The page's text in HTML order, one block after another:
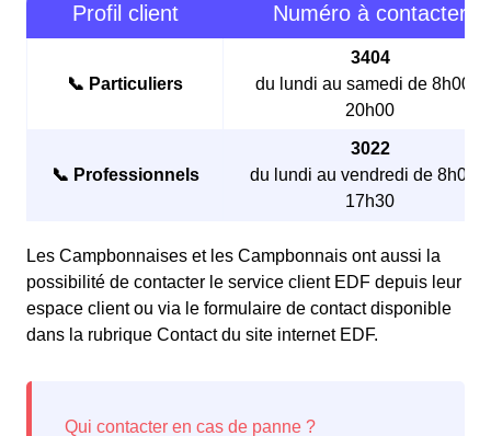
Profil client Numéro à contacter
📞 Particuliers
3404
du lundi au samedi de 8h00 à
20h00
📞 Professionnels
3022
du lundi au vendredi de 8h00 à
17h30
Les Campbonnaises et les Campbonnais ont aussi la
possibilité de contacter le service client EDF depuis leur
espace client ou via le formulaire de contact disponible
dans la rubrique Contact du site internet EDF.